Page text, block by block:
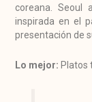
coreana. Seoul
inspirada en el
presentación de
Lo mejor: Platos